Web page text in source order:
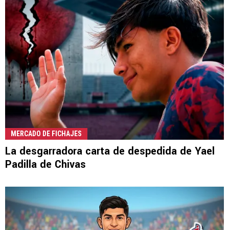
MERCADO DE FICHAJES
La desgarradora carta de despedida de Yael
Padilla de Chivas